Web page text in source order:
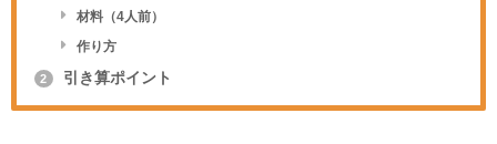
材料（4人前）
作り方
2 引き算ポイント